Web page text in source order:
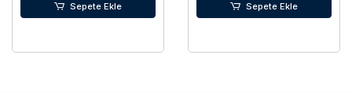
Sepete Ekle Sepete Ekle